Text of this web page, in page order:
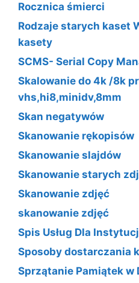
Rocznica śmierci
Rodzaje starych kaset
kasety
SCMS- Serial Copy
Skalowanie do 4k /8k
vhs,hi8,minidv,8mm
Skan negatywów
Skanowanie rękopisów
Skanowanie slajdów
Skanowanie starych
Skanowanie zdjęć
skanowanie zdjęć
Spis Usług Dla
Sposoby dostarczania
Sprzątanie Pamiątek w